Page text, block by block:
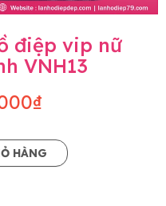
điệp vip nữ
VNH13
HÀNG